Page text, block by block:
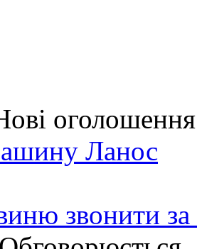
оголошення
Ланос
звонити